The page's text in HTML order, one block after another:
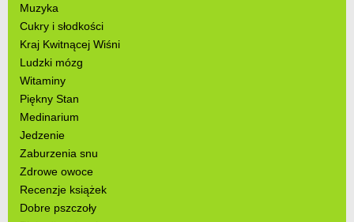
Muzyka
Cukry i słodkości
Kraj Kwitnącej Wiśni
Ludzki mózg
Witaminy
Piękny Stan
Medinarium
Jedzenie
Zaburzenia snu
Zdrowe owoce
Recenzje książek
Dobre pszczoły